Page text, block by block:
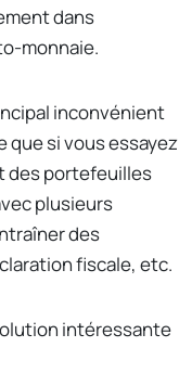
dans
monnaie.
inconvénient
si vous essayez
des portefeuilles
plusieurs
des
fiscale, etc.
intéressante